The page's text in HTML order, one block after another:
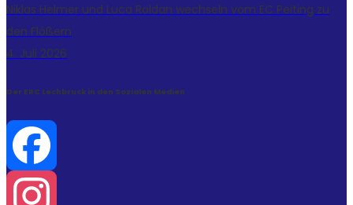
Niklas Helmer und Luca Roldan wechseln vom EC Peiting zu
den Flößern
4. Juli 2026
Der ERC Lechbruck in den Sozialen Medien
Facebook